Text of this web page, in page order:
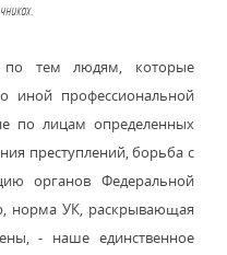
тем людям, которые
иной профессиональной
по лицам определенных
преступлений, борьба с
органов Федеральной
норма УК, раскрывающая
- наше единственное